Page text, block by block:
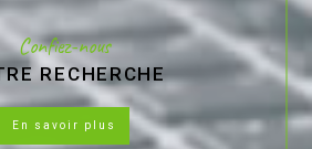
Confiez-nous
RECHERCHE
en savoir plus